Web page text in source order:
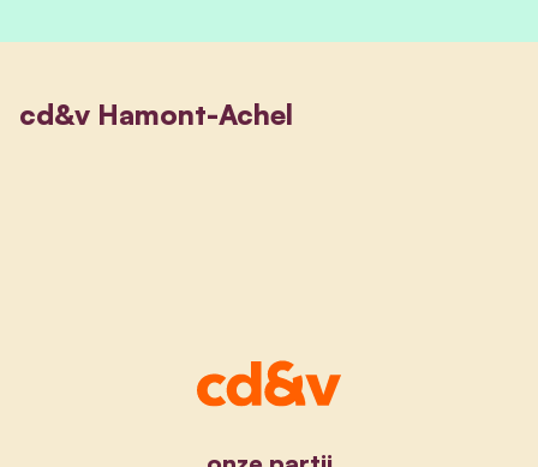
cd&v Hamont-Achel